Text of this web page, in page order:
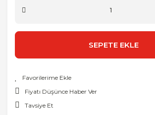
SEPETE EKLE
Fiyatı Düşünce Haber Ver
Tavsiye Et